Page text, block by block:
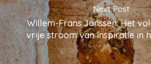
Next Post
Willem-Frans Janssen: Het
vrije stroom van inspiratie in